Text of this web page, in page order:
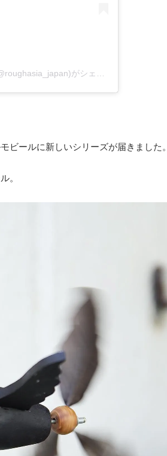
ラフエイジア タイやアジアの日用品と雑貨 /伊丹(@roughasia_japan)がシェアした投稿
ビールに新しいシリーズが届きました。
。